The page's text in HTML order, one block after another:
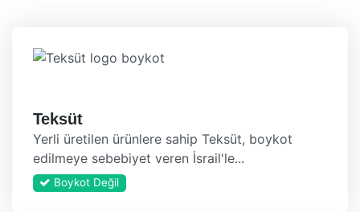
Teksüt
Yerli üretilen ürünlere sahip Teksüt, boykot
edilmeye sebebiyet veren İsrail'le...
Boykot Değil